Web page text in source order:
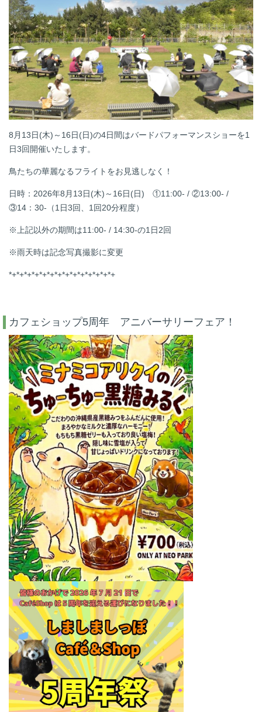
8月13日(木)～ 16日(日)の4日間はバードパフォーマンスショーを1
日3回開催いたします。
鳥たちの華麗なるフライトをお見逃しなく！
日時：2026年8月13日(木)～16日(日) ①11:00- / ②13:00- /
③14：30-（1日3回、1回20分程度）
※上記以外の期間は11:00- / 14:30-の1日2回
※雨天時は記念写真撮影に変更
*+*+*+*+*+*+*+*+*+*+*+*+*+*+
カフェショップ5周年 アニバーサリーフェア！